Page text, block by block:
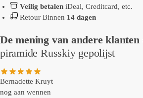
Veilig betalen iDeal, Creditcard, etc.
Retour Binnen 14 dagen
De mening van andere klanten
piramide Russkiy gepolijst
Bernadette Kruyt
nog aan wennen